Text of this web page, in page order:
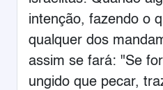
intenção, fazendo o
qualquer dos
assim se fará: "Se
ungido que pecar,